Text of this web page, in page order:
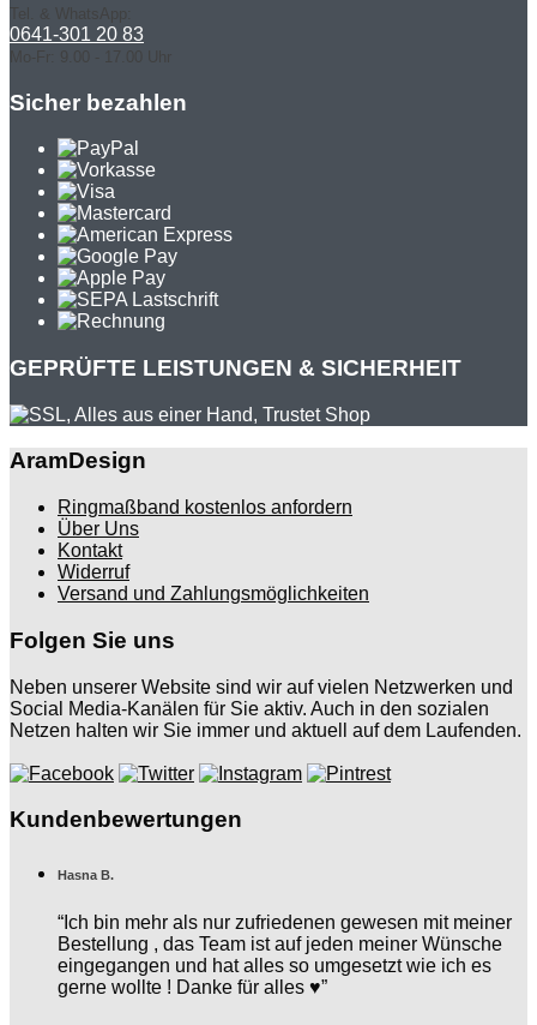
Tel. & WhatsApp:
0641-301 20 83
Mo-Fr: 9.00 - 17.00 Uhr
Sicher bezahlen
GEPRÜFTE LEISTUNGEN & SICHERHEIT
AramDesign
Ringmaßband kostenlos anfordern
Über Uns
Kontakt
Widerruf
Versand und Zahlungsmöglichkeiten
Folgen Sie uns
Neben unserer Website sind wir auf vielen Netzwerken und
Social Media-Kanälen für Sie aktiv. Auch in den sozialen
Netzen halten wir Sie immer und aktuell auf dem Laufenden.
Kundenbewertungen
Hasna B.
“Ich bin mehr als nur zufriedenen gewesen mit meiner
Bestellung , das Team ist auf jeden meiner Wünsche
eingegangen und hat alles so umgesetzt wie ich es
gerne wollte ! Danke für alles ♥️”